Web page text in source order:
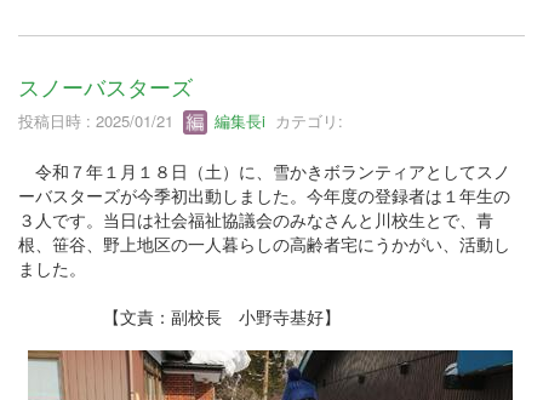
スノーバスターズ
投稿日時 : 2025/01/21 編集長i カテゴリ:
令和７年１月１８日（土）に、雪かきボランティアとしてスノ
ーバスターズが今季初出動しました。今年度の登録者は１年生の
３人です。当日は社会福祉協議会のみなさんと川校生とで、青
根、笹谷、野上地区の一人暮らしの高齢者宅にうかがい、活動し
ました。
【文責：副校長 小野寺基好】